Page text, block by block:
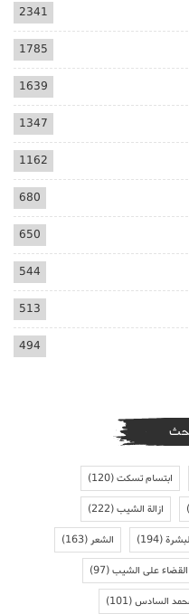
2341
1785
1639
1347
1162
680
650
544
513
494
ابتسام تسكت(120)
ازالة الشيب(222)
(194) الشعر(163)
القضاء على الشيب(97)
السادس(101)